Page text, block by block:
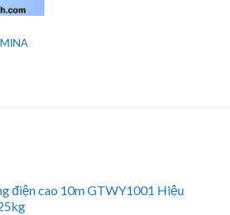
điện cao 10m GTWY1001 Hiệu